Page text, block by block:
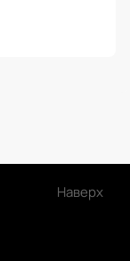
Наверх